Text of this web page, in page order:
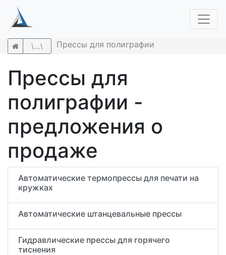
\...\ Прессы для полиграфии
Прессы для
полиграфии -
предложения о
продаже
Автоматические термопрессы для печати на
кружках
Автоматические штанцевальные прессы
Гидравлические прессы для горячего
тиснения